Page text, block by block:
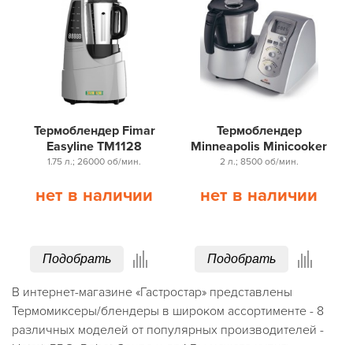
Термоблендер Fimar
Easyline TM1128
1.75 л.; 26000 об/мин.
нет в наличии
Подобрать
Термоблендер
Minneapolis Minicooker
2 л.; 8500 об/мин.
нет в наличии
Подобрать
В интернет-магазине «Гастростар» представлены
Термомиксеры/блендеры в широком ассортименте - 8
различных моделей от популярных производителей -